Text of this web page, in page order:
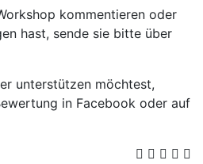
kommentieren oder
hast, sende sie bitte über
unterstützen möchtest,
in Facebook oder auf